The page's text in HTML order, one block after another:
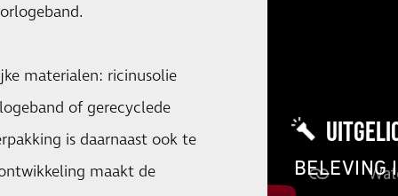
materialen: ricinusolie
of gerecyclede
is daarnaast ook te
maakt de
BELEVING